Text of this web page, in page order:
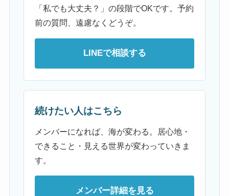
「私でも大丈夫？」の段階でOKです。予約
前の質問、遠慮なくどうぞ。
LINEで相談する
続けたい人はこちら
メンバーになれば、海が変わる。居心地・
できること・見える世界が変わっていきま
す。
メンバー詳細を見る